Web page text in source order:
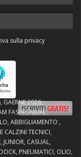
sulla privacy
GAERNE 2026
FASHIONBIKE
ABBIGLIAMENTO
CALZINI TECNICI
JUNIOR CASUAL
PNEUMATICI OLIO